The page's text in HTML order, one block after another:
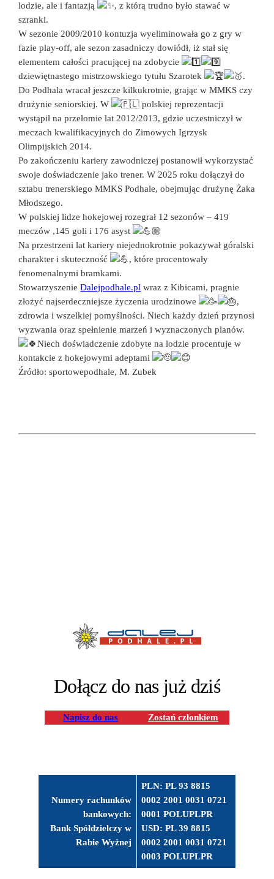
lodzie, ale i fantazją
, z którą trudno było stawać w
szranki.
W sezonie 2009/2010 kontuzja wyeliminowała go z gry w
fazie play-off, ale sezon zasadniczy dowiódł, iż stał się
elementem całości pracującej na zdobycie
dziewiętnastego mistrzowskiego tytułu Szarotek
.
Do Podhala wracał jeszcze kilkukrotnie, grając w MMKS czy
drużynie seniorskiej. W
polskiej reprezentacji
wystąpił na przełomie lat 2012/2013, gdzie uczestniczył w
meczach kwalifikacyjnych do Zimowych Igrzysk
Olimpijskich 2014.
Po zakończeniu kariery zawodniczej postanowił wykorzystać
swoje doświadczenie jako trener. W 2025 roku dołączył do
sztabu trenerskiego MMKS Podhale, obejmując drużynę Żaka
Młodszego.
W polskiej lidze hokejowej rozegrał 12 sezonów – 419
meczów ,145 goli i 176 asyst
Na przestrzeni lat kariery niejednokrotnie pokazywał góralski
charakter i skuteczność
, które procentowały
fenomenalnymi bramkami.
StowarzyszenieDalejpodhale.pl wraz z Kibicami, pragnie
złożyć najserdeczniejsze życzenia urodzinowe
,
zdrowia i wszelkiej pomyślności. Niech każdy dzień przynosi
wyzwania oraz spełnienie marzeń i wyznaczonych planów.
Niech doświadczenie zdobyte na lodzie procentuje w
kontakcie z hokejowymi adeptami
Źródło: sportowepodhale, M. Zubek
Dołącz do nas już dziś
Napisz do nas Zostań członkiem
Numery rachunków
bankowych:
Bank Spółdzielczy w
Rabie Wyżnej
PLN: PL 93 8815
0002 2001 0031 0721
0001 POLUPLPR
USD: PL 39 8815
0002 2001 0031 0721
0003 POLUPLPR